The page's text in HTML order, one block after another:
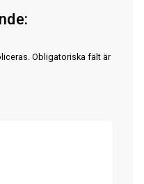
Obligatoriska fält är